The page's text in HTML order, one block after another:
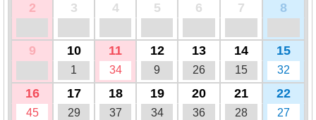
2 3 4 5 6 7 8
9 10
1
11
34
12
9
13
26
14
15
15
32
16
45
17
29
18
37
19
34
20
36
21
28
22
27